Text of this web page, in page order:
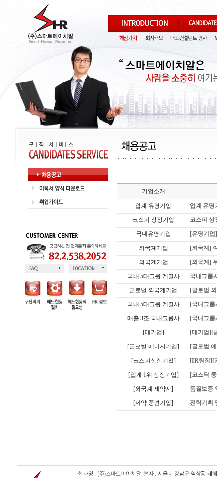
기업소개
업계 유명기업 업계 유명
코스피 상장기업 코스피 상
국내유명기업 [유명기
외국계기업 [외국계]
외국계기업 [외국계]
국내 5대그룹 계열사 국내그룹
글로벌 외국계기업 [글로벌
국내 5대그룹 계열사 [국내그
매출 3조 국내그룹사 [국내그
[대기업] [대기업][
[글로벌 에너지기업] [글로벌
[코스피상장기업] [IR팀장][
[업계 1위 상장기업] [코스닥
[외국계 제약사] 품질보증
[제약 중견기업] 전략기획